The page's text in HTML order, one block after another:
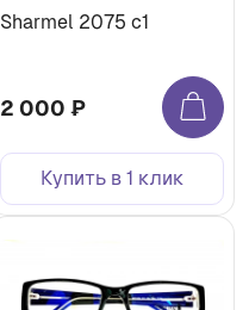
Sharmel 2075 c1
2 000 ₽
Купить в 1 клик